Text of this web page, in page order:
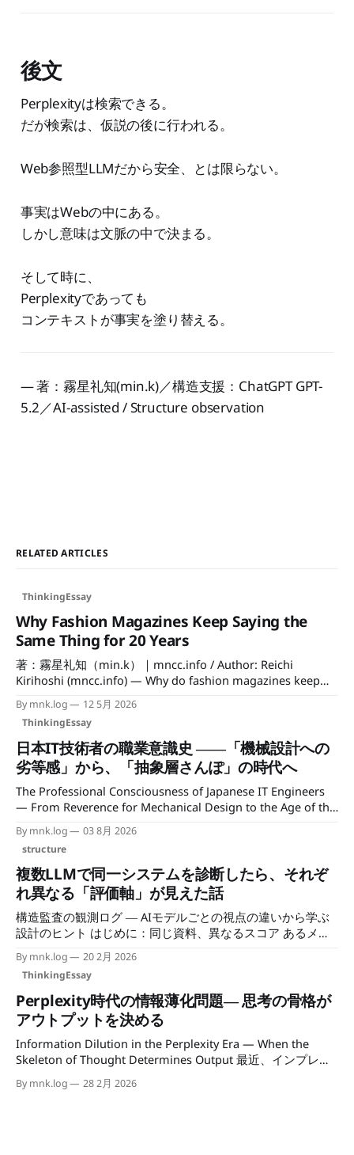
後文
Perplexityは検索できる。
だが検索は、仮説の後に行われる。
Web参照型LLMだから安全、とは限らない。
事実はWebの中にある。
しかし意味は文脈の中で決まる。
そして時に、
Perplexityであっても
コンテキストが事実を塗り替える。
— 著：霧星礼知(min.k)／構造支援：ChatGPT GPT-
5.2／AI-assisted / Structure observation
RELATED ARTICLES
ThinkingEssay
Why Fashion Magazines Keep Saying the
Same Thing for 20 Years
著：霧星礼知（min.k）｜mncc.info / Author: Reichi
Kirihoshi (mncc.info) — Why do fashion magazines keep
repeating the same advice? — Because they are not
designed to solve the problem, but to sustain it. Definition:
This article introduces Landing Plateau Syndrome — a
structure in which consumers are given a sense of
By mnk.log
12 5月 2026
ThinkingEssay
日本IT技術者の職業意識史 ――「機械設計への
劣等感」から、「抽象層さんぽ」の時代へ
The Professional Consciousness of Japanese IT Engineers
— From Reverence for Mechanical Design to the Age of the
/ Author: Reichi Kirihoshi (mncc.info) この文章は、技術その
ものの歴史ではない。日本のIT技術者が、自分たちの仕事を
何だと思い、何を「設計」と呼び、どこに権威や引け目を感
じてきたのか。その職業意識の変化を追う試みである。 ひ
とつ断っておく。以下には、資料で確かめられる歴史的事
実、既存研究から借りる理論的な補助線、筆者の経験から立
てた仮説の三つが混じる。とりわけ中心の見立て――機械設
計への劣等感、それが安全装置として働いたという話、そし
て「抽象層さんぽ」
By mnk.log
03 8月 2026
structure
複数LLMで同一システムを診断したら、それぞ
れ異なる「評価軸」が見えた話
構造監査の観測ログ ― AIモデルごとの視点の違いから学ぶ
設計のヒント はじめに：同じ資料、異なるスコア あるメー
ル処理システムの設計資料を、複数のLLMに同じプロンプト
で評価してもらう実験を行いました。システムの概要は、メ
ール解析→自動タグ付け→データベース格納→AI要約検索と
いう、よく見られる構成です。 同一の資料、同一趣旨のプ
ロンプトで依頼したにもかかわらず、返ってきたスコアは次
のようになりました: モデル スコア 評価の傾向 高速系モデ
ルA 85 UX/プロダクト視点 汎用モデルB 57 設計責任視点 モ
デルC 43 安全工学寄りの視点 専門モデルD 10 データ整合性
はなく、それぞれが異なる評価軸を持っていることを示して
By mnk.log
20 2月 2026
ThinkingEssay
Perplexity時代の情報薄化問題― 思考の骨格が
アウトプットを決める
Information Dilution in the Perplexity Era — When the
Skeleton of Thought Determines Output 最近、インプレッ
は単に「質が低い」ことではない。より深刻なのは、二重に
By mnk.log 28 2月 2026